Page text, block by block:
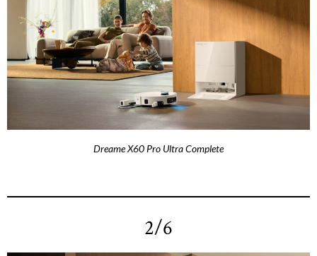
Dreame X60 Pro Ultra Complete
2/6